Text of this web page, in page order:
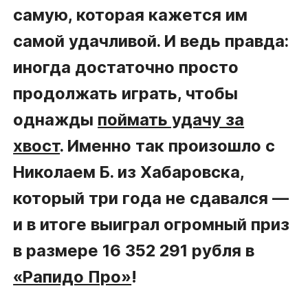
самую, которая кажется им
самой удачливой. И ведь правда:
иногда достаточно просто
продолжать играть, чтобы
однажды поймать удачу за
хвост. Именно так произошло с
Николаем Б. из Хабаровска,
который три года не сдавался —
и в итоге выиграл огромный приз
в размере 16 352 291 рубля в
«Рапидо Про»!